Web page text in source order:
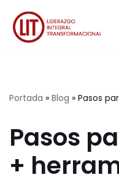
Saltar
Portada » Blog » Pasos
Pasos
+